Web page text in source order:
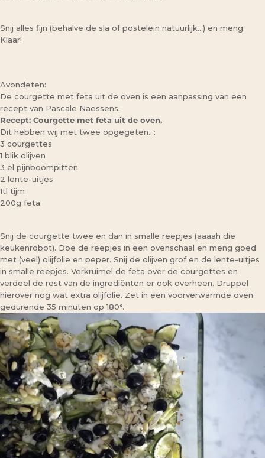
Snij alles fijn (behalve de sla of postelein natuurlijk…) en meng.
Klaar!
Avondeten:
De courgette met feta uit de oven is een aanpassing van een
recept van Pascale Naessens.
Recept: Courgette met feta uit de oven.
Dit hebben wij met twee opgegeten…:
3 courgettes
1 blik olijven
3 el pijnboompitten
2 lente-uitjes
1tl tijm
200g feta
Snij de courgette twee en dan in smalle reepjes (aaaah die
keukenrobot). Doe de reepjes in een ovenschaal en meng goed
met (veel) olijfolie en peper. Snij de olijven grof en de lente-uitjes
in smalle reepjes. Verkruimel de feta over de courgettes en
verdeel de rest van de ingrediënten er ook overheen. Druppel
hierover nog wat extra olijfolie. Zet in een voorverwarmde oven
gedurende 35 minuten op 180°.